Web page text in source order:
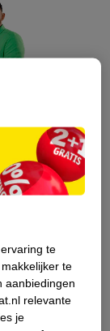
te
te
aanbiedingen
relevante
je